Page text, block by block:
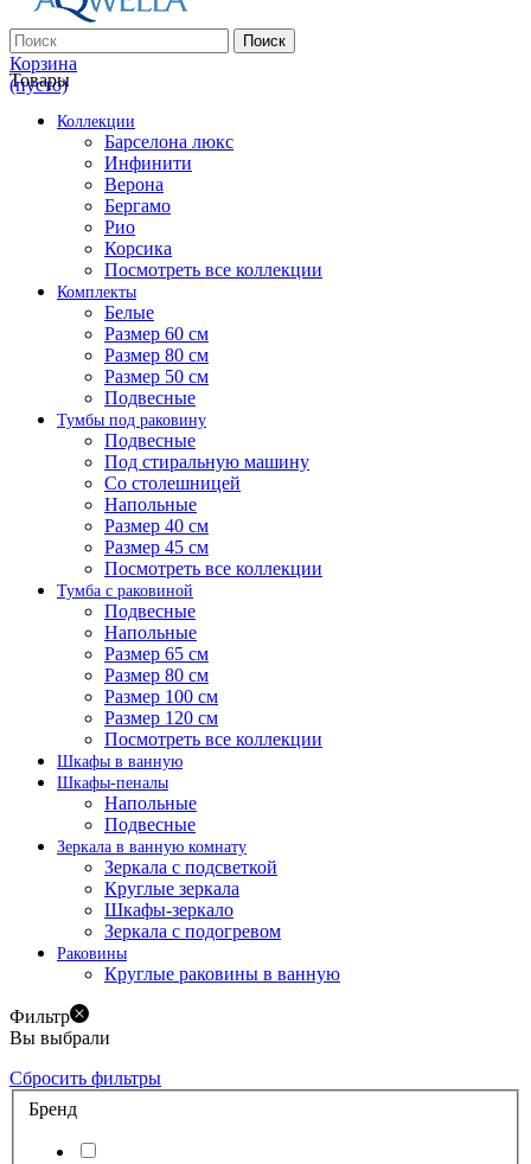
Поиск
Корзина
(пусто)
Товары
Коллекции
Барселона люкс
Инфинити
Верона
Бергамо
Рио
Корсика
Посмотреть все коллекции
Комплекты
Белые
Размер 60 см
Размер 80 см
Размер 50 см
Подвесные
Тумбы под раковину
Подвесные
Под стиральную машину
Со столешницей
Напольные
Размер 40 см
Размер 45 см
Посмотреть все коллекции
Тумба с раковиной
Подвесные
Напольные
Размер 65 см
Размер 80 см
Размер 100 см
Размер 120 см
Посмотреть все коллекции
Шкафы в ванную
Шкафы-пеналы
Напольные
Подвесные
Зеркала в ванную комнату
Зеркала с подсветкой
Круглые зеркала
Шкафы-зеркало
Зеркала с подогревом
Раковины
Круглые раковины в ванную
Фильтр
Вы выбрали
Сбросить фильтры
Бренд